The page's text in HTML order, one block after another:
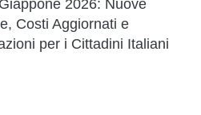
2026: Nuove
Costi Aggiornati e
per i Cittadini Italiani